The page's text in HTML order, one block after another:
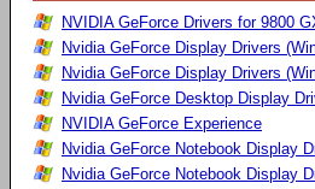
NVIDIA GeForce Drivers for 9800
Nvidia GeForce Display Drivers
Nvidia GeForce Display Drivers
Nvidia GeForce Desktop Display
NVIDIA GeForce Experience
Nvidia GeForce Notebook Display
Nvidia GeForce Notebook Display